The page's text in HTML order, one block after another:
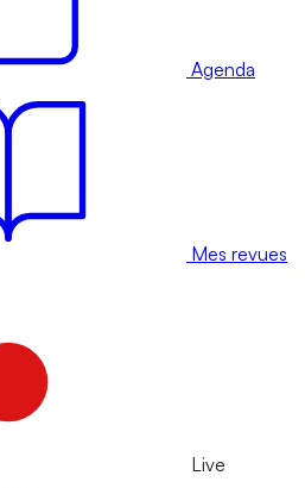
Agenda
Mes revues
Live